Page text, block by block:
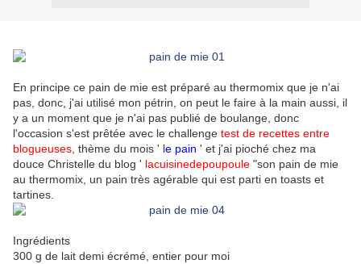
En principe ce pain de mie est préparé au thermomix que je n'ai
pas, donc, j'ai utilisé mon pétrin, on peut le faire à la main aussi, il
y a un moment que je n'ai pas publié de boulange, donc
l'occasion s'est prêtée avec le challenge test de recettes entre
blogueuses , thème du mois ' le pain ' et j'ai pioché chez ma
douce Christelle du blog ' lacuisinedepoupoule "son pain de mie
au thermomix, un pain très agérable qui est parti en toasts et
tartines.
Ingrédients
300 g de lait demi écrémé, entier pour moi